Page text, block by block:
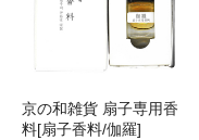
京の和雑貨 扇子専用香
料[扇子香料/伽羅]